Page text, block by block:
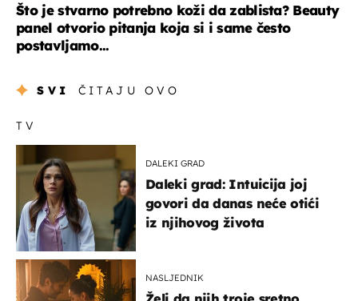
Što je stvarno potrebno koži da zablista? Beauty
panel otvorio pitanja koja si i same često
postavljamo...
SVI ČITAJU OVO
TV
DALEKI GRAD
Daleki grad: Intuicija joj
govori da danas neće otići
iz njihovog života
NASLJEDNIK